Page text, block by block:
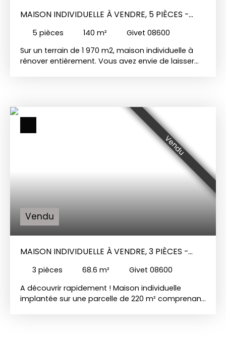
MAISON INDIVIDUELLE À VENDRE, 5 PIÈCES -
5 pièces 140 m²
Givet 08600
Sur un terrain de 1 970 m2, maison individuelle à
rénover entièrement. Vous avez envie de laisser
grand palier, 3 chambres, une salle de bains, un
WC individuel. Au-dessus : un grenier Grand jardin
avec garages
Chauffage gazSimple vitrage bois
Vendu
Vendu
MAISON INDIVIDUELLE À VENDRE, 3 PIÈCES -
3 pièces 68.6 m²
Givet 08600
A découvrir rapidement ! Maison individuelle
implantée sur une parcelle de 220 m² comprenant